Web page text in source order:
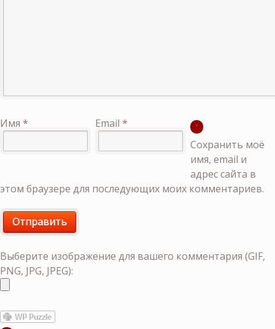
Имя * Email *
Сохранить моё
имя, email и
адрес сайта в
этом браузере для последующих моих комментариев.
Выберите изображение для вашего комментария (GIF,
PNG, JPG, JPEG):